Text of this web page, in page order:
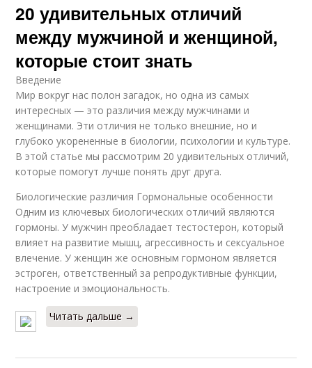
20 удивительных отличий
между мужчиной и женщиной,
которые стоит знать
Введение
Мир вокруг нас полон загадок, но одна из самых
интересных — это различия между мужчинами и
женщинами. Эти отличия не только внешние, но и
глубоко укорененные в биологии, психологии и культуре.
В этой статье мы рассмотрим 20 удивительных отличий,
которые помогут лучше понять друг друга.
Биологические различия Гормональные особенности
Одним из ключевых биологических отличий являются
гормоны. У мужчин преобладает тестостерон, который
влияет на развитие мышц, агрессивность и сексуальное
влечение. У женщин же основным гормоном является
эстроген, ответственный за репродуктивные функции,
настроение и эмоциональность.
Читать дальше →